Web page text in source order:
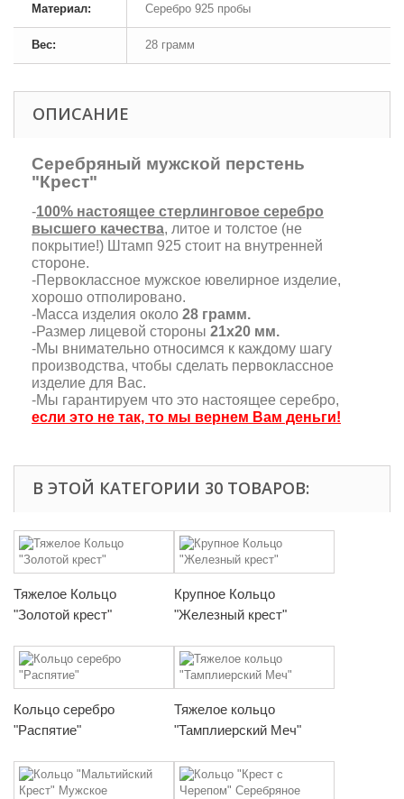
Материал: Серебро 925 пробы
Вес: 28 грамм
ОПИСАНИЕ
Серебряный мужской перстень
"Крест"
-100% настоящее стерлинговое серебро
высшего качества, литое и толстое (не
покрытие!) Штамп 925 стоит на внутренней
стороне.
-Первоклассное мужское ювелирное изделие,
хорошо отполировано.
-Масса изделия около 28 грамм.
-Размер лицевой стороны 21х20 мм.
-Мы внимательно относимся к каждому шагу
производства, чтобы сделать первоклассное
изделие для Вас.
-Мы гарантируем что это настоящее серебро,
если это не так, то мы вернем Вам деньги!
В ЭТОЙ КАТЕГОРИИ 30 ТОВАРОВ:
Тяжелое Кольцо
"Золотой крест"
Крупное Кольцо
"Железный крест"
Кольцо серебро
"Распятие"
Тяжелое кольцо
"Тамплиерский Меч"